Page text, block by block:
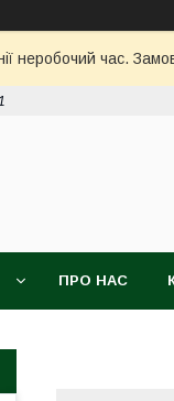
неробочий час.
ПРО НАС